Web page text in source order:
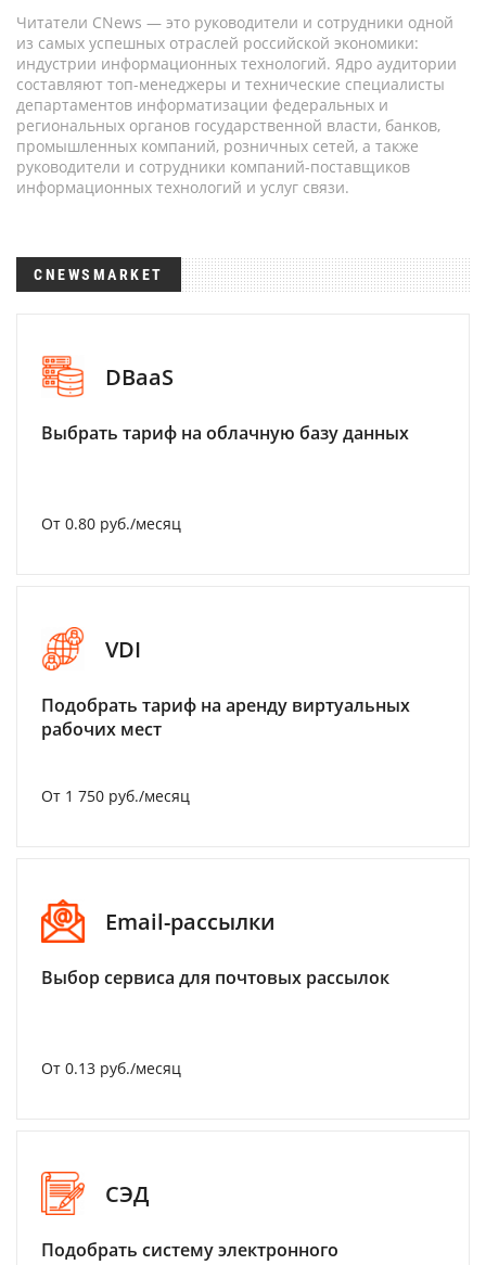
Читатели CNews — это руководители и сотрудники одной
из самых успешных отраслей российской экономики:
индустрии информационных технологий. Ядро аудитории
составляют топ-менеджеры и технические специалисты
департаментов информатизации федеральных и
региональных органов государственной власти, банков,
промышленных компаний, розничных сетей, а также
руководители и сотрудники компаний-поставщиков
информационных технологий и услуг связи.
CNEWSMARKET
DBaaS
Выбрать тариф на облачную базу данных
От 0.80 руб./месяц
VDI
Подобрать тариф на аренду виртуальных
рабочих мест
От 1 750 руб./месяц
Email-рассылки
Выбор сервиса для почтовых рассылок
От 0.13 руб./месяц
СЭД
Подобрать систему электронного